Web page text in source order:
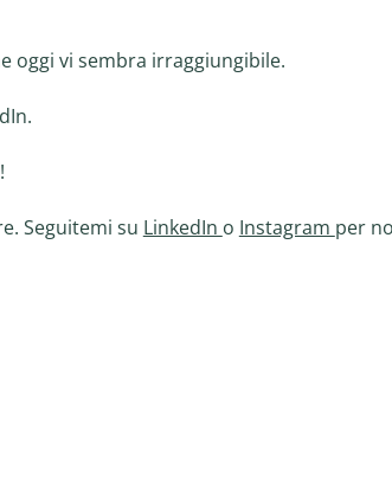
oggi vi sembra irraggiungibile.
Seguitemi su LinkedIn o Instagram per